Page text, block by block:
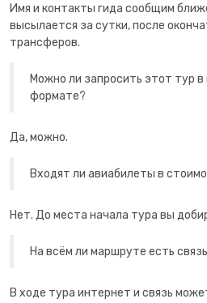
Имя и контакты гида сообщим
высылается за сутки, после
трансферов.
Можно ли запросить этот тур
формате?
Да, можно.
Входят ли авиабилеты в
Нет. До места начала тура вы
На всём ли маршруте есть
В ходе тура интернет и связь